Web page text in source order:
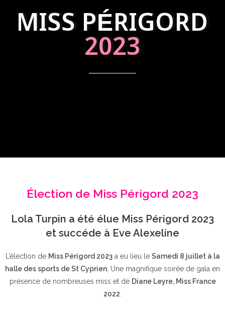
MISS PÉRIGORD
2023
Élection de Miss Périgord 2023
Lola Turpin a été élue Miss Périgord 2023
et succéde à Eve Alexeline
L’élection de Miss Périgord 2023a eu lieu le Samedi 8 juillet à la
halle des sports de St Cyprien , Une magnifique soirée de gala en
présence de nombreuses miss et de Diane Leyre, Miss France
2022